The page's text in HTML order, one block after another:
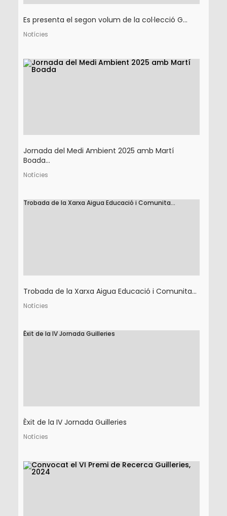
Es presenta el segon volum de la col·lecció G...
Notícies
Jornada del Medi Ambient 2025 amb Martí
Boada...
Notícies
Trobada de la Xarxa Aigua Educació i Comunita...
Trobada de la Xarxa Aigua Educació i Comunita...
Notícies
Èxit de la IV Jornada Guilleries
Èxit de la IV Jornada Guilleries
Notícies